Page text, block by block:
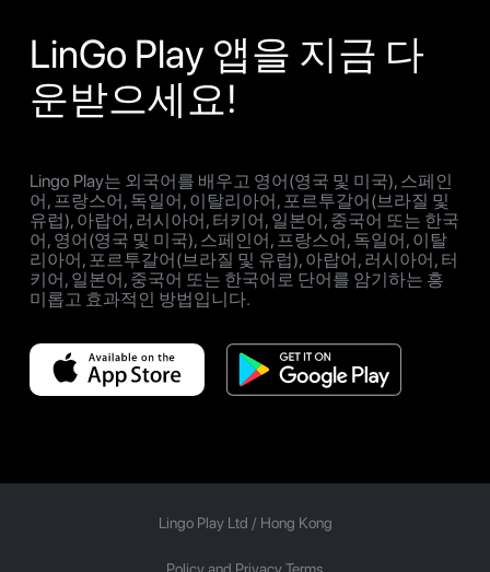
LinGo Play 앱을 지금 다
운받으세요!
Lingo Play는 외국어를 배우고 영어(영국 및 미국), 스페인
어, 프랑스어, 독일어, 이탈리아어, 포르투갈어(브라질 및
유럽), 아랍어, 러시아어, 터키어, 일본어, 중국어 또는 한국
어, 영어(영국 및 미국), 스페인어, 프랑스어, 독일어, 이탈
리아어, 포르투갈어(브라질 및 유럽), 아랍어, 러시아어, 터
키어, 일본어, 중국어 또는 한국어로 단어를 암기하는 흥
미롭고 효과적인 방법입니다.
Lingo Play Ltd / Hong Kong